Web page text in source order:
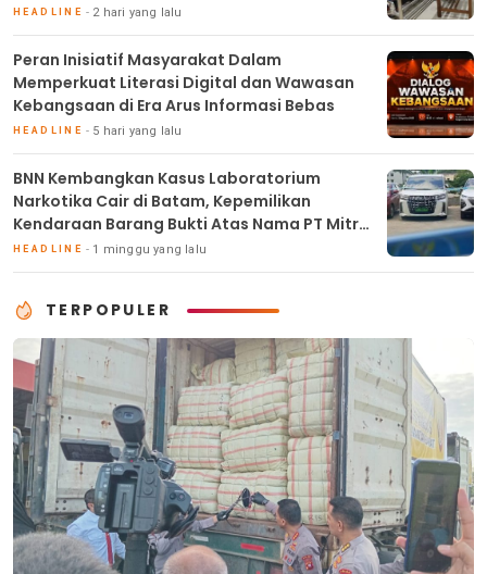
HEADLINE 2 hari yang lalu
Peran Inisiatif Masyarakat Dalam
Memperkuat Literasi Digital dan Wawasan
Kebangsaan di Era Arus Informasi Bebas
HEADLINE 5 hari yang lalu
BNN Kembangkan Kasus Laboratorium
Narkotika Cair di Batam, Kepemilikan
Kendaraan Barang Bukti Atas Nama PT Mitra
Usaha Properti
HEADLINE 1 minggu yang lalu
TERPOPULER